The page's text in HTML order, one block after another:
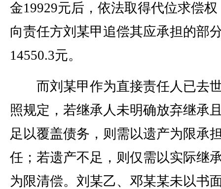
金19929元后，依法取得代位求偿权
向责任方刘某甲追偿其应承担的部
14550.3元。
而刘某甲作为直接责任人已去
照规定，若继承人未明确放弃继承
足以覆盖债务，则需以遗产为限承
任；若遗产不足，则仅需以实际继
为限清偿。刘某乙、邓某某未以书